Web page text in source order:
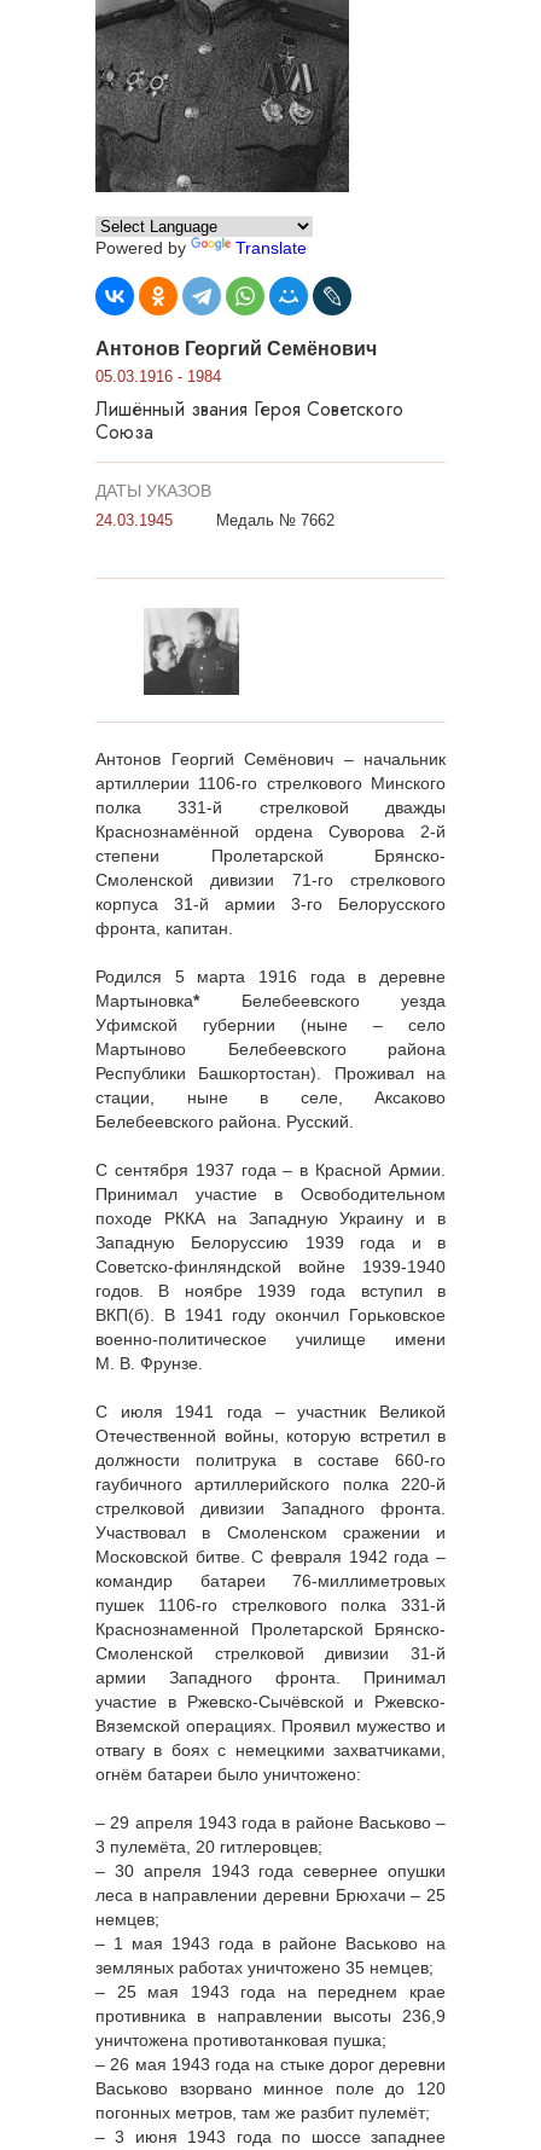
Powered by Translate
Антонов Георгий Семёнович
05.03.1916 - 1984
Лишённый звания Героя Советского
Союза
ДАТЫ УКАЗОВ
24.03.1945 Медаль № 7662
Антонов Георгий Семёнович – начальник
артиллерии 1106-го стрелкового Минского
полка 331-й стрелковой дважды
Краснознамённой ордена Суворова 2-й
степени Пролетарской Брянско-
Смоленской дивизии 71-го стрелкового
корпуса 31-й армии 3-го Белорусского
фронта, капитан.
Родился 5 марта 1916 года в деревне
Мартыновка*Белебеевского уезда
Уфимской губернии (ныне – село
Мартыново Белебеевского района
Республики Башкортостан). Проживал на
стации, ныне в селе, Аксаково
Белебеевского района. Русский.
С сентября 1937 года – в Красной Армии.
Принимал участие в Освободительном
походе РККА на Западную Украину и в
Западную Белоруссию 1939 года и в
Советско-финляндской войне 1939-1940
годов. В ноябре 1939 года вступил в
ВКП(б). В 1941 году окончил Горьковское
военно-политическое училище имени
М. В. Фрунзе.
С июля 1941 года – участник Великой
Отечественной войны, которую встретил в
должности политрука в составе 660-го
гаубичного артиллерийского полка 220-й
стрелковой дивизии Западного фронта.
Участвовал в Смоленском сражении и
Московской битве. С февраля 1942 года –
командир батареи 76-миллиметровых
пушек 1106-го стрелкового полка 331-й
Краснознаменной Пролетарской Брянско-
Смоленской стрелковой дивизии 31-й
армии Западного фронта. Принимал
участие в Ржевско-Сычёвской и Ржевско-
Вяземской операциях. Проявил мужество и
отвагу в боях с немецкими захватчиками,
огнём батареи было уничтожено:
– 29 апреля 1943 года в районе Васьково –
3 пулемёта, 20 гитлеровцев;
– 30 апреля 1943 года севернее опушки
леса в направлении деревни Брюхачи – 25
немцев;
– 1 мая 1943 года в районе Васьково на
земляных работах уничтожено 35 немцев;
– 25 мая 1943 года на переднем крае
противника в направлении высоты 236,9
уничтожена противотанковая пушка;
– 26 мая 1943 года на стыке дорог деревни
Васьково взорвано минное поле до 120
погонных метров, там же разбит пулемёт;
– 3 июня 1943 года по шоссе западнее